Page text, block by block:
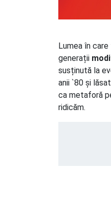
Lumea în
generații
susținută la
anii `80 și
ca metaforă
ridicăm.